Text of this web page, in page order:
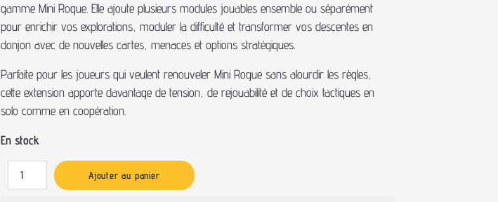
gamme Mini Rogue. Elle ajoute plusieurs modules jouables ensemble ou séparément
pour enrichir vos explorations, moduler la difficulté et transformer vos descentes en
donjon avec de nouvelles cartes, menaces et options stratégiques.
Parfaite pour les joueurs qui veulent renouveler Mini Rogue sans alourdir les règles,
cette extension apporte davantage de tension, de rejouabilité et de choix tactiques en
solo comme en coopération.
En stock
Ajouter au panier